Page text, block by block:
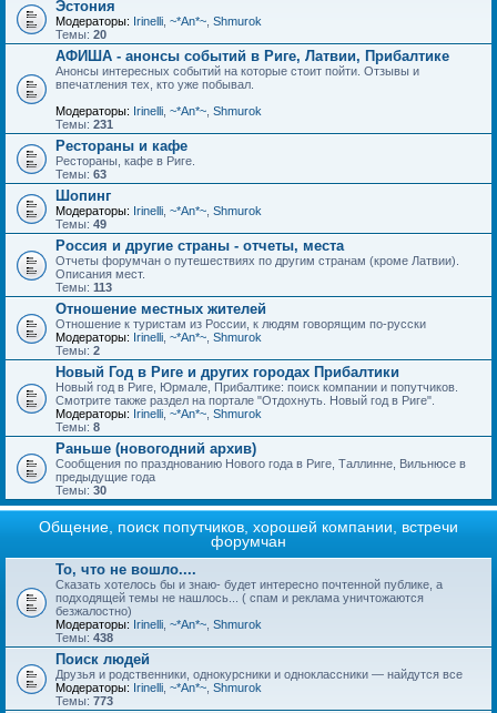
Эстония
Модераторы: Irinelli ~*An*~ Shmurok
Темы: 20
АФИША - анонсы событий в Риге, Латвии, Прибалтике
Анонсы интересных событий на которые стоит пойти. Отзывы и
впечатления тех, кто уже побывал.
Модераторы: Irinelli ~*An*~ Shmurok
Темы: 231
Рестораны и кафе
Рестораны, кафе в Риге.
Темы: 63
Шопинг
Модераторы: Irinelli ~*An*~ Shmurok
Темы: 49
Россия и другие страны - отчеты, места
Отчеты форумчан о путешествиях по другим странам (кроме Латвии).
Описания мест.
Темы: 113
Отношение местных жителей
Отношение к туристам из России, к людям говорящим по-русски
Модераторы: Irinelli ~*An*~ Shmurok
Темы: 2
Новый Год в Риге и других городах Прибалтики
Новый год в Риге, Юрмале, Прибалтике: поиск компании и попутчиков.
Смотрите также раздел на портале "Отдохнуть. Новый год в Риге".
Модераторы: Irinelli ~*An*~ Shmurok
Темы: 8
Раньше (новогодний архив)
Сообщения по празднованию Нового года в Риге, Таллинне, Вильнюсе в
предыдущие года
Темы: 30
Общение, поиск попутчиков, хорошей компании, встречи
форумчан
То, что не вошло....
Сказать хотелось бы и знаю- будет интересно почтенной публике, а
подходящей темы не нашлось... ( спам и реклама уничтожаются
безжалостно)
Модераторы: Irinelli ~*An*~ Shmurok
Темы: 438
Поиск людей
Друзья и родственники, однокурсники и одноклассники — найдутся все
Модераторы: Irinelli ~*An*~ Shmurok
Темы: 773